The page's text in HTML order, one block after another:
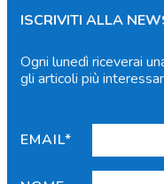
ISCRIVITI ALLA
Ogni lunedì riceverai
gli articoli più
EMAIL*